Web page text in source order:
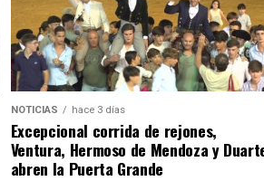
NOTICIAS hace 3 días
Excepcional corrida de rejones,
Ventura, Hermoso de Mendoza y
abren la Puerta Grande